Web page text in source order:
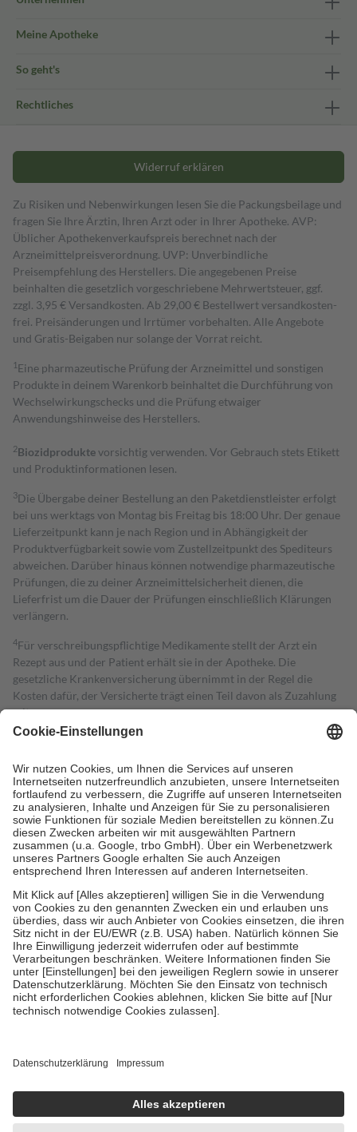
Meine Apotheke
So geht's
Rechtliches
Widerruf erklären
Zu Risiken und Nebenwirkungen lesen Sie die Packungsbeilage und
fragen Sie Ihre Ärztin, Ihren Arzt oder in Ihrer Apotheke. AVP:
Üblicher Apothekenverkaufspreis berechnet nach der
Arzneimittelpreisverordnung. UVP: Unverbindliche
Preisempfehlung des Herstellers. Die angegebenen Preise
beinhalten die gesetzlich vorgeschriebene Mehrwertsteuer, ggf.
zzgl. 3,95 € Versandkosten. Ab 29,00 € Bestell­wert versand­kosten­
frei. Preisänderungen und Irrtümer vorbehalten. Alle Angebote
und Gratis-Beigaben nur solange der Vorrat reicht.
1 Eine pharmazeutische Prüfung der Arzneimittel und sonstigen
Produkte in deinem Warenkorb beinhaltet die Durchführung von
Wechselwirkungschecks und die Prüfung etwaiger
Anwendungshinweise des Herstellers.
2Biozidproduktevorsichtig verwenden. Vor Gebrauch stets Etikett
und Produktinformationen lesen.
3Die Übergabe deiner Bestellung an den Paketdienstleister erfolgt
bei uns werktags von Montag bis Freitag bis 18:00 Uhr. Der genaue
Lieferzeitpunkt kann je nach Region und in Abhängigkeit der
Produktverfügbarkeit sowie vom Zustellzeitpunkt des Spediteurs
abweichen. Darüber hinaus können notwendige pharmazeutische
Prüfungen, die zu deiner Arzneimittelsicherheit dienen, die
Lieferfrist um die Dauer der Prüfungen einschließlich Klärungen
verlängern.
4Für verschreibungspflichtige Medikamente stellt der Arzt ein
Rezept aus und der Patient erhält sie in der Apotheke. Die
gesetzliche Krankenversicherung übernimmt in der Regel die
Kosten dafür, der Versicherte trägt einen Teil davon als Zuzahlung
mit.
Grundsätzlich leisten Mitglieder Zuzahlungen in Höhe von zehn
höchstens zehn Euro.
Es sind jedoch nie mehr als die tatsächlichen
Kosten der Leistung zu entrichten.
Diese Regeln gelten grundsätzlich auch für Online-Apotheken.
Bei Heilmitteln und häuslicher Krankenpflege beträgt die
Zuzahlung zehn Prozent der Kosten sowie zehn Euro je
Verordnung.
Um das Engagement der Versicherten für ihre eigene Gesundheit zu
stärken und die besondere Stellung der Familie zu unterstützen,
fallenkeine Zuzahlungenan bei:
• Kindern und Jugendlichen bis zum vollendeten 18. Lebensjahr
mit Ausnahme der Fahrkosten
• Untersuchungen zur Vorsorge und Früherkennung, die von der
GKV getragen werden
• empfohlenen Schutzimpfungen
• Harn- und Blutteststreifen
getroffen, um sicherzustellen, dass es sich um echte Bewertungen
https://help.etrusted.com/hc/de/articles/4419944605341
Einige Bilder und Inhalte wurden unter Zuhilfenahme künstlicher